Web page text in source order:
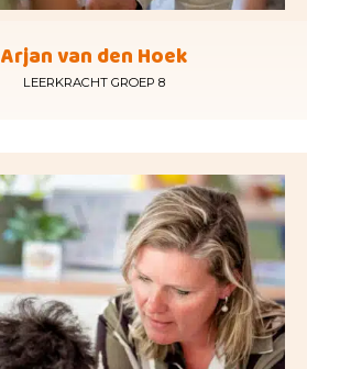
Arjan van den Hoek
LEERKRACHT GROEP 8